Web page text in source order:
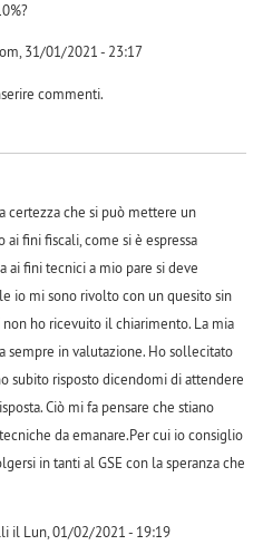
31/01/2021 - 23:17
commenti.
certezza che si può mettere un
fini fiscali, come si è espressa
ai fini tecnici a mio pare si deve
io mi sono rivolto con un quesito sin
ho ricevuito il chiarimento. La mia
sempre in valutazione. Ho sollecitato
subito risposto dicendomi di attendere
Ciò mi fa pensare che stiano
da emanare.Per cui io consiglio
in tanti al GSE con la speranza che
il Lun, 01/02/2021 - 19:19